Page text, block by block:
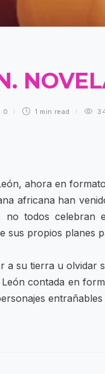
0 1 min read
ahora en
africana han
todos celebran
sus propios planes
a su tierra u olvidar
contada en